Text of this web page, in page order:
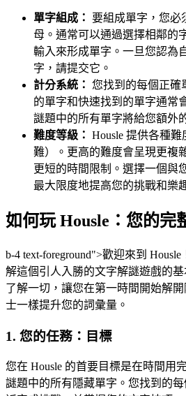
單字組成： 要組成單字，您必
母。通常可以通過選擇相鄰的
輸入來形成單字。一旦您認為
字，請提交它。
計分系統： 您找到的每個正確
的單字和快速找到的單字通常
謎題中的所有單字將給您額外
難度等級： Housle 提供各種
難）。更高的難度會呈現更複
更短的時間限制。選擇一個與
最大限度地提高您的挑戰和樂
如何玩 Housle：您的完
b-4 text-foreground">歡迎來到
解這個引人入勝的文字解謎遊戲的
了解一切，讓您在第一時間開始解
士一樣提升您的詞彙量。
1. 您的任務：目標
您在 Housle 的首要目標是在時間用
謎題中的所有隱藏單字。您找到的